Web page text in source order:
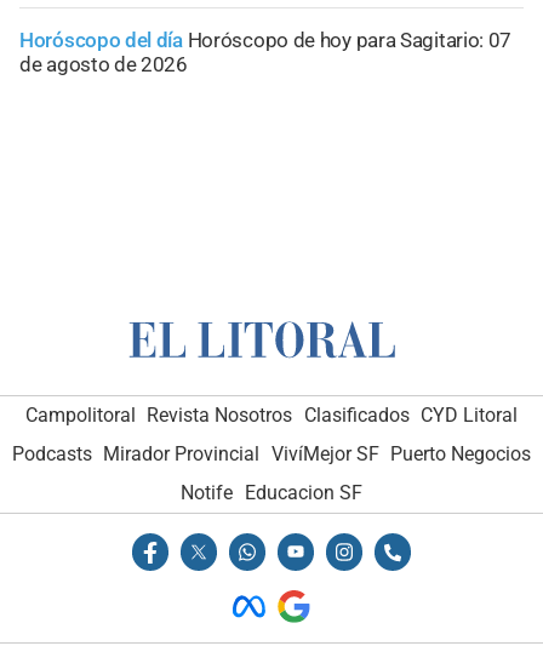
Horóscopo del día Horóscopo de hoy para Sagitario: 07
de agosto de 2026
Campolitoral Revista Nosotros Clasificados CYD Litoral
Podcasts Mirador Provincial VivíMejor SF Puerto Negocios
Notife
Educacion SF